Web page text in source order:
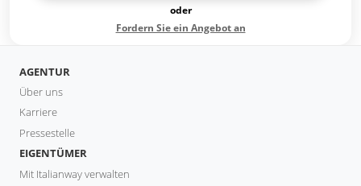
oder
Fordern Sie ein Angebot an
AGENTUR
Über uns
Karriere
Pressestelle
EIGENTÜMER
Mit Italianway verwalten